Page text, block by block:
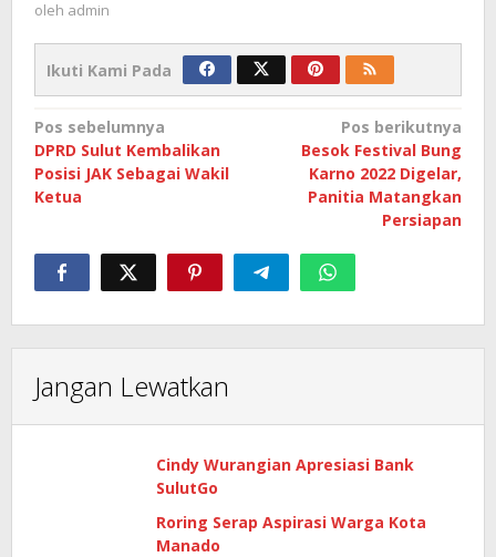
oleh admin
Ikuti Kami Pada
Navigasi
pos
Pos sebelumnya
DPRD Sulut Kembalikan
Posisi JAK Sebagai Wakil
Ketua
Pos berikutnya
Besok Festival Bung
Karno 2022 Digelar,
Panitia Matangkan
Persiapan
Jangan Lewatkan
Cindy Wurangian Apresiasi Bank
SulutGo
Roring Serap Aspirasi Warga Kota
Manado